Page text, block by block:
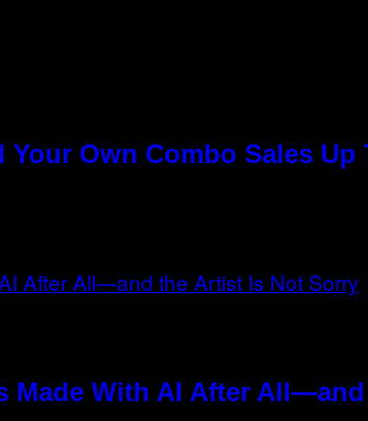
Own Combo Sales Up
Made With AI After